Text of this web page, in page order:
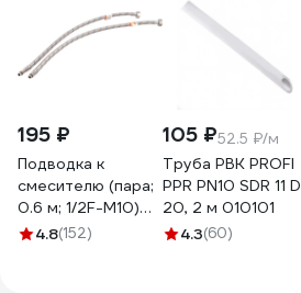
195 ₽
Подводка к
смесителю (пара;
0.6 м; 1/2F-M10)
VRT 521795
4.8(152)
105 ₽52.5 ₽/м
Труба РВК PROFI
PPR PN10 SDR 11 D
20, 2 м 010101
4.3(60)